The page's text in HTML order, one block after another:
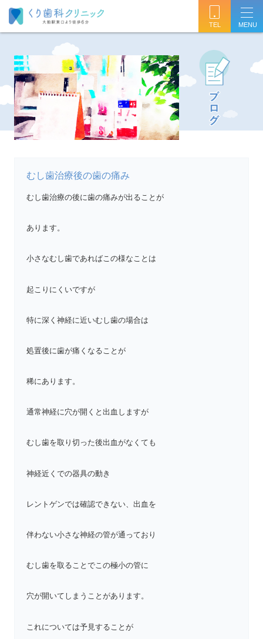
TEL
むし歯治療後の歯の痛み
むし歯治療の後に歯の痛みが出ることが
あります。
小さなむし歯であればこの様なことは
起こりにくいですが
特に深く神経に近いむし歯の場合は
処置後に歯が痛くなることが
稀にあります。
通常神経に穴が開くと出血しますが
むし歯を取り切った後出血がなくても
神経近くでの器具の動き
レントゲンでは確認できない、出血を
伴わない小さな神経の管が通っており
むし歯を取ることでこの極小の管に
穴が開いてしまうことがあります。
これについては予見することが